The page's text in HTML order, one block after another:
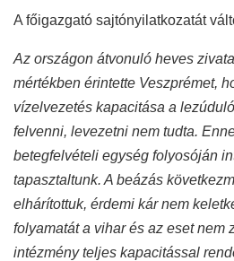
A főigazgató sajtónyilatkozatát
Az országon átvonuló heves
mértékben érintette Veszprémet,
vízelvezetés kapacitása a
felvenni, levezetni nem tudta.
betegfelvételi egység folyosóján
tapasztaltunk. A beázás
elhárítottuk, érdemi kár nem
folyamatát a vihar és az eset nem
intézmény teljes kapacitással